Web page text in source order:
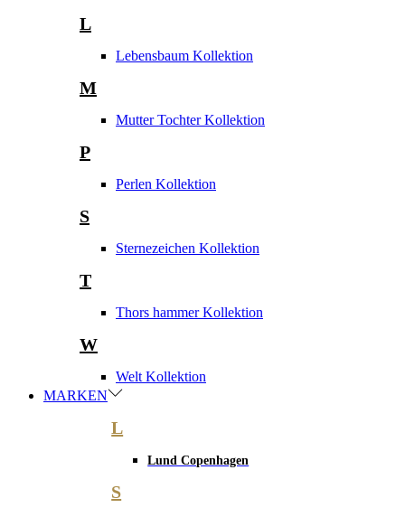
L
Lebensbaum Kollektion
M
Mutter Tochter Kollektion
P
Perlen Kollektion
S
Sternezeichen Kollektion
T
Thors hammer Kollektion
W
Welt Kollektion
MARKEN
L
Lund Copenhagen
S